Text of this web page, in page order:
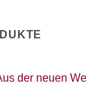
der neuen